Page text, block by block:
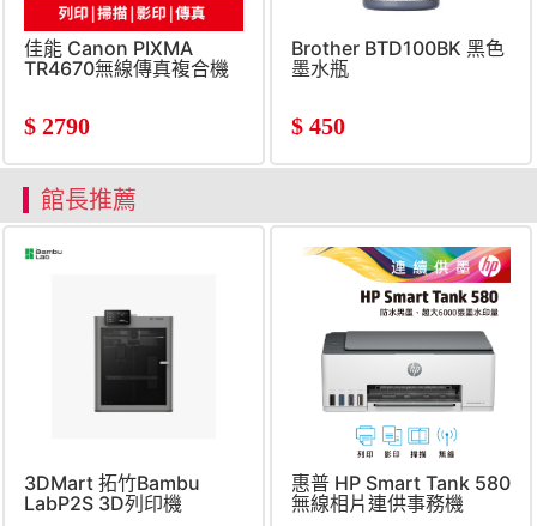
佳能 Canon PIXMA
TR4670無線傳真複合機
$ 2790
Brother BTD100BK 黑色
墨水瓶
$ 450
館長推薦
3DMart 拓竹Bambu
LabP2S 3D列印機
惠普 HP Smart Tank 580
無線相片連供事務機